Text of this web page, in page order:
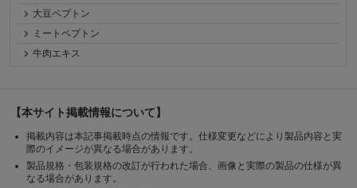
大豆ペプトン
ミートペプトン
牛肉エキス
【本サイト掲載情報について】
掲載内容は本記事掲載時点の情報です。仕様変更などにより製品内容と実
際のイメージが異なる場合があります。
製品規格・包装規格の改訂が行われた場合、画像と実際の製品の仕様が異
なる場合があります。